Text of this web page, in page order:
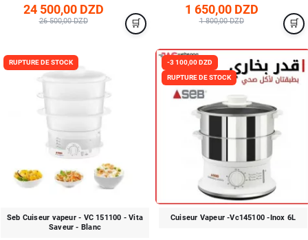
24 500,00 DZD
26 500,00 DZD
1 650,00 DZD
1 800,00 DZD
RUPTURE DE STOCK
Seb Cuiseur vapeur - VC 151100 - Vita
Saveur - Blanc
-3 100,00 DZD
RUPTURE DE STOCK
Cuiseur Vapeur -Vc145100 -Inox 6L